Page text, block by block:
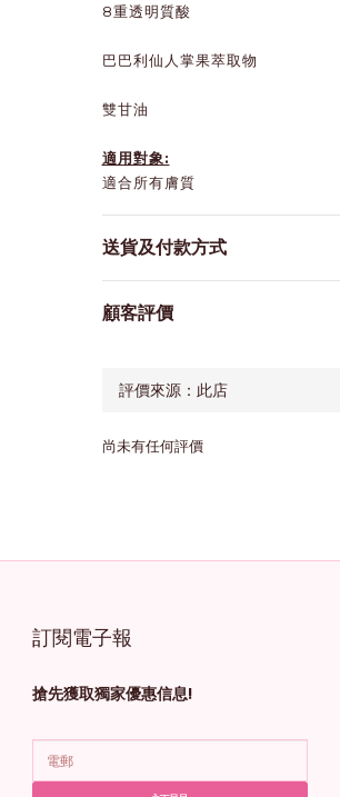
8重透明質酸
巴巴利仙人掌果萃取物
雙甘油
適用對象:
適合所有膚質
送貨及付款方式
顧客評價
尚未有任何評價
訂閱電子報
搶先獲取獨家優惠信息!